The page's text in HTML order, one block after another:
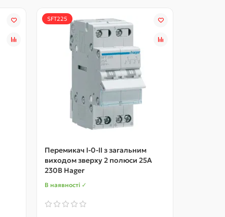
SFT225
Перемикач I-0-II з загальним
виходом зверху 2 полюси 25А
230В Hager
В наявності ✓